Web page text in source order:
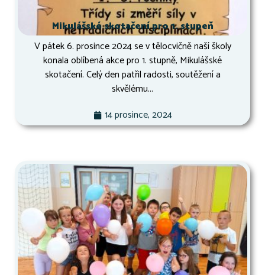
Mikulášské skotačení pro 1. stupeň
V pátek 6. prosince 2024 se v tělocvičně naší školy
konala oblíbená akce pro 1. stupně, Mikulášské
skotačení. Celý den patřil radosti, soutěžení a
skvělému...
14 prosince, 2024